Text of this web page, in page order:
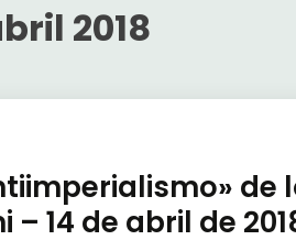
2018
de
– 14 de abril de